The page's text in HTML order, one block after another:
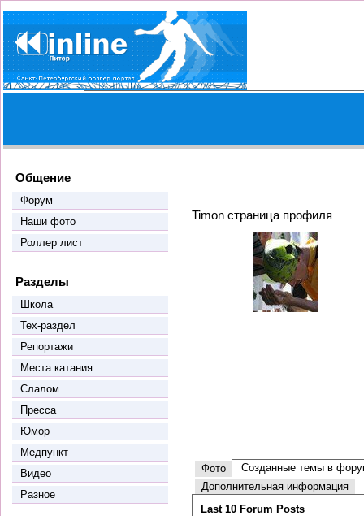
Общение
Форум
Наши фото
Роллер лист
Разделы
Школа
Тех-раздел
Репортажи
Места катания
Слалом
Пресса
Юмор
Медпункт
Видео
Разное
Timon страница профиля
Фото
Созданные темы в
Дополнительная информация
Last 10 Forum Posts